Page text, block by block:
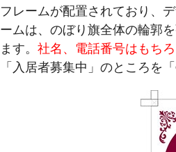
フレームが配置されており、
ームは、のぼり旗全体の輪郭
ます。 社名、電話番号はもち
「入居者募集中」のところを